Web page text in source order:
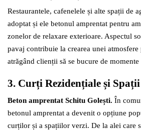
Restaurantele, cafenelele și alte spații de
adoptat și ele betonul amprentat pentru
zonelor de relaxare exterioare. Aspectul
pavaj contribuie la crearea unei
atrăgând clienții să se bucure de
3. Curți Rezidențiale și
Beton amprentat Schitu Golești. În
betonul amprentat a devenit o opțiune
curților și a spațiilor verzi. De la alei care